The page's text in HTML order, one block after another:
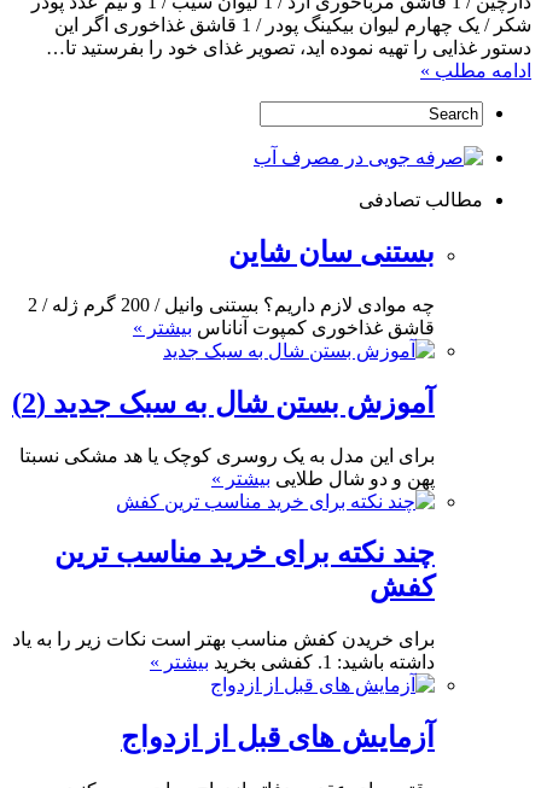
شکر / یک چهارم لیوان بیکینگ پودر / 1 قاشق غذاخوری اگر این
دستور غذایی را تهیه نموده اید، تصویر غذای خود را بفرستید تا…
ادامه مطلب »
مطالب تصادفی
بستنی سان شاین
چه موادی لازم داریم؟ بستنی وانیل / 200 گرم ژله / 2
قاشق غذاخوری کمپوت آناناس بیشتر »
آموزش بستن شال به سبک جدید (2)
برای این مدل به یک روسری کوچک یا هد مشکی نسبتا
پهن و دو شال طلایی بیشتر »
چند نکته برای خرید مناسب ترین
کفش
برای خریدن کفش مناسب بهتر است نکات زیر را به یاد
داشته باشید: 1. کفشی بخرید
بیشتر »
آزمایش های قبل از ازدواج